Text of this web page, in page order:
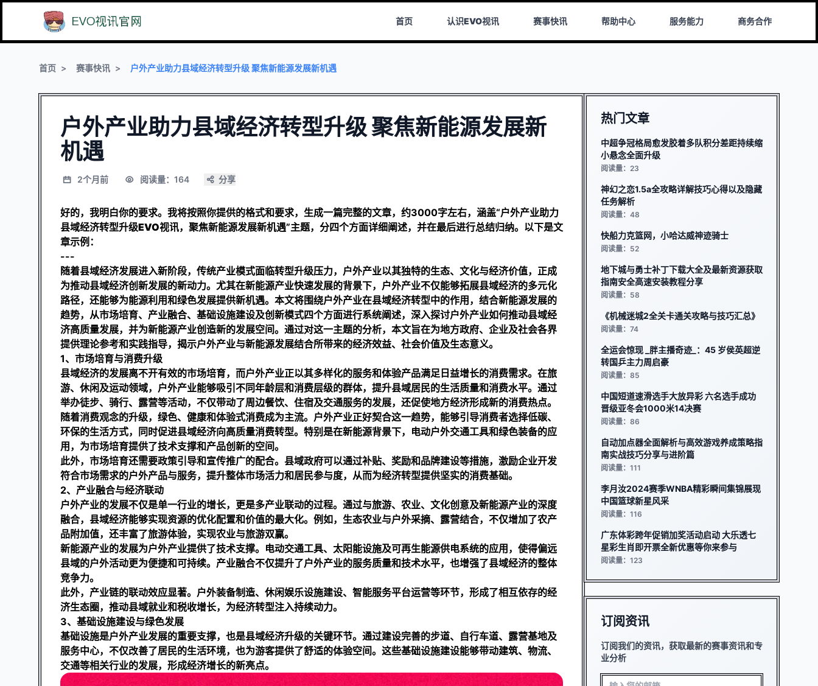
首页 认识EVO视讯 赛事快讯 帮助中心 服务能力 商务合作
首页 赛事快讯 户外产业助力县域经济转型升级 聚焦新能源发展新机遇
户外产业助力县域经济转型升级 聚焦新能源发展新
机遇
2个月前 阅读量：164 分享
好的，我明白你的要求。我将按照你提供的格式和要求，生成一篇完整的文章，约3000字左右，涵盖“户外产业助力
县域经济转型升级EVO视讯，聚焦新能源发展新机遇”主题，分四个方面详细阐述，并在最后进行总结归纳。以下是文
章示例：
---
随着县域经济发展进入新阶段，传统产业模式面临转型升级压力，户外产业以其独特的生态、文化与经济价值，正成
为推动县域经济创新发展的新动力。尤其在新能源产业快速发展的背景下，户外产业不仅能够拓展县域经济的多元化
路径，还能够为能源利用和绿色发展提供新机遇。本文将围绕户外产业在县域经济转型中的作用，结合新能源发展的
趋势，从市场培育、产业融合、基础设施建设及创新模式四个方面进行系统阐述，深入探讨户外产业如何推动县域经
济高质量发展，并为新能源产业创造新的发展空间。通过对这一主题的分析，本文旨在为地方政府、企业及社会各界
提供理论参考和实践指导，揭示户外产业与新能源发展结合所带来的经济效益、社会价值及生态意义。
1、市场培育与消费升级
县域经济的发展离不开有效的市场培育，而户外产业正以其多样化的服务和体验产品满足日益增长的消费需求。在旅
游、休闲及运动领域，户外产业能够吸引不同年龄层和消费层级的群体，提升县域居民的生活质量和消费水平。通过
举办徒步、骑行、露营等活动，不仅带动了周边餐饮、住宿及交通服务的发展，还促使地方经济形成新的消费热点。
随着消费观念的升级，绿色、健康和体验式消费成为主流。户外产业正好契合这一趋势，能够引导消费者选择低碳、
环保的生活方式，同时促进县域经济向高质量消费转型。特别是在新能源背景下，电动户外交通工具和绿色装备的应
用，为市场培育提供了技术支撑和产品创新的空间。
此外，市场培育还需要政策引导和宣传推广的配合。县域政府可以通过补贴、奖励和品牌建设等措施，激励企业开发
符合市场需求的户外产品与服务，提升整体市场活力和居民参与度，从而为经济转型提供坚实的消费基础。
2、产业融合与经济联动
户外产业的发展不仅是单一行业的增长，更是多产业联动的过程。通过与旅游、农业、文化创意及新能源产业的深度
融合，县域经济能够实现资源的优化配置和价值的最大化。例如，生态农业与户外采摘、露营结合，不仅增加了农产
品附加值，还丰富了旅游体验，实现农业与旅游双赢。
新能源产业的发展为户外产业提供了技术支撑。电动交通工具、太阳能设施及可再生能源供电系统的应用，使得偏远
县域的户外活动更为便捷和可持续。产业融合不仅提升了户外产业的服务质量和技术水平，也增强了县域经济的整体
竞争力。
此外，产业链的联动效应显著。户外装备制造、休闲娱乐设施建设、智能服务平台运营等环节，形成了相互依存的经
济生态圈，推动县域就业和税收增长，为经济转型注入持续动力。
3、基础设施建设与绿色发展
基础设施是户外产业发展的重要支撑，也是县域经济升级的关键环节。通过建设完善的步道、自行车道、露营基地及
服务中心，不仅改善了居民的生活环境，也为游客提供了舒适的体验空间。这些基础设施建设能够带动建筑、物流、
交通等相关行业的发展，形成经济增长的新亮点。
热门文章
中超争冠格局愈发胶着多队积分差距持续缩
小悬念全面升级
阅读量：23
神幻之恋1.5a全攻略详解技巧心得以及隐藏
任务解析
阅读量：48
快船力克篮网，小哈达威神迹骑士
阅读量：52
地下城与勇士补丁下载大全及最新资源获取
指南安全高速安装教程分享
阅读量：58
《机械迷城2全关卡通关攻略与技巧汇总》
阅读量：74
全运会惊现 _胖主播奇迹_：45 岁侯英超逆
转国乒主力周启豪
阅读量：85
中国短道速滑选手大放异彩 六名选手成功
晋级亚冬会1000米14决赛
阅读量：86
自动加点器全面解析与高效游戏养成策略指
南实战技巧分享与进阶篇
阅读量：111
李月汝2024赛季WNBA精彩瞬间集锦展现
中国篮球新星风采
阅读量：116
广东体彩跨年促销加奖活动启动 大乐透七
星彩生肖即开票全新优惠等你来参与
阅读量：123
订阅资讯
订阅我们的资讯，获取最新的赛事资讯和专
业分析